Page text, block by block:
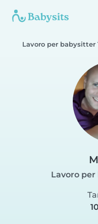
Lavoro per babysitter
Lavoro